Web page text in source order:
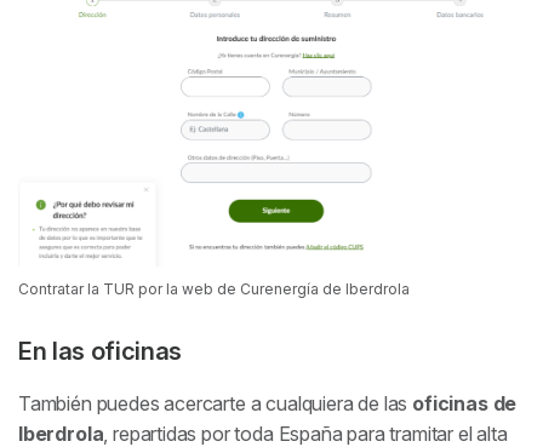
Contratar la TUR por la web de Curenergía de Iberdrola
En las oficinas
También puedes acercarte a cualquiera de las oficinas de
Iberdrola , repartidas por toda España para tramitar el alta